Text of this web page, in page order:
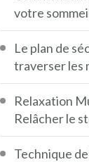
votre
Le plan de
traverser les
Relaxation
Relâcher le
Technique